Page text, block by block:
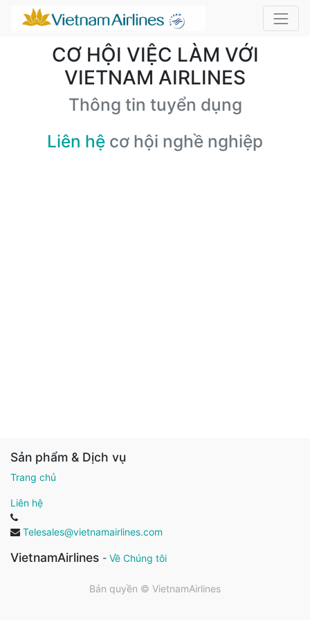
CƠ HỘI VIỆC LÀM VỚI
VIETNAM AIRLINES
Thông tin tuyển dụng
Liên hệ cơ hội nghề nghiệp
Sản phẩm & Dịch vụ
Trang chủ
Liên hệ
Telesales@vietnamairlines.com
VietnamAirlines - Về Chúng tôi
Bản quyền © VietnamAirlines